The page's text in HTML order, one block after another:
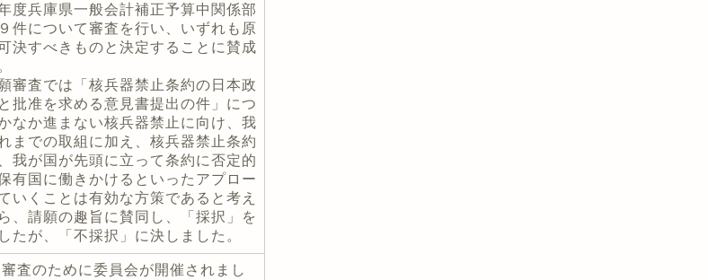
度兵庫県一般会計補正予算中関係部
件について審査を行い、いずれも原
決すべきものと決定することに賛成
審査では「核兵器禁止条約の日本政
批准を求める意見書提出の件」につ
なか進まない核兵器禁止に向け、我
までの取組に加え、核兵器禁止条約
我が国が先頭に立って条約に否定的
有国に働きかけるといったアプロー
いくことは有効な方策であると考え
、請願の趣旨に賛同し、「採択」を
たが、「不採択」に決しました。
査のために委員会が開催されまし